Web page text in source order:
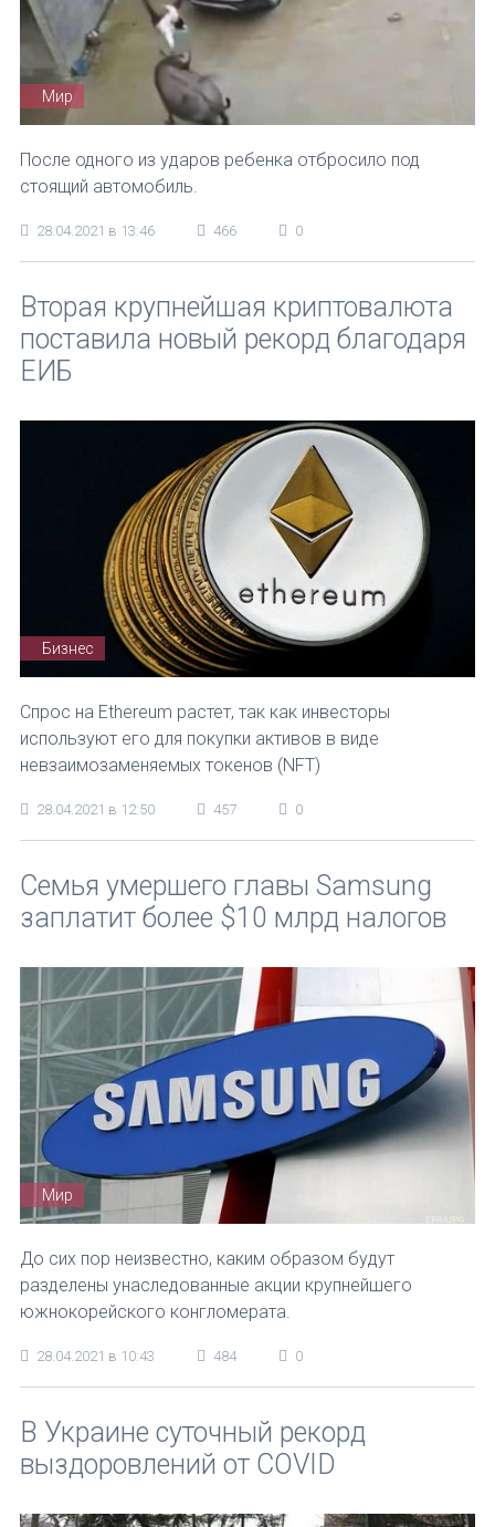
Мир
После одного из ударов ребенка отбросило под
стоящий автомобиль.
28.04.2021 в 13:46 466 0
Вторая крупнейшая криптовалюта
поставила новый рекорд благодаря
ЕИБ
Бизнес
Спрос на Ethereum растет, так как инвесторы
используют его для покупки активов в виде
невзаимозаменяемых токенов (NFT)
28.04.2021 в 12:50 457 0
Семья умершего главы Samsung
заплатит более $10 млрд налогов
Мир
До сих пор неизвестно, каким образом будут
разделены унаследованные акции крупнейшего
южнокорейского конгломерата.
28.04.2021 в 10:43 484 0
В Украине суточный рекорд
выздоровлений от COVID